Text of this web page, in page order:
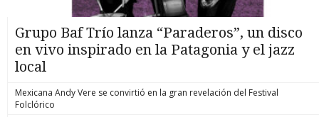
Grupo Baf Trío lanza “Paraderos”, un disco
en vivo inspirado en la Patagonia y el jazz
local
Mexicana Andy Vere se convirtió en la gran revelación del Festival
Folclórico